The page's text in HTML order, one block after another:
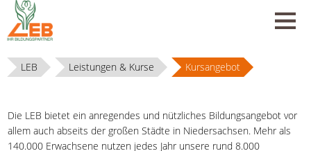
LEB Leistungen & Kurse Kursangebot
Die LEB bietet ein anregendes und nützliches Bildungsangebot vor
allem auch abseits der großen Städte in Niedersachsen. Mehr als
140.000 Erwachsene nutzen jedes Jahr unsere rund 8.000